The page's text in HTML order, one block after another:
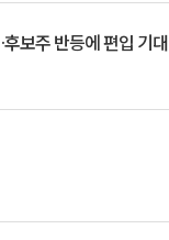
보주 반등에 편입 기대